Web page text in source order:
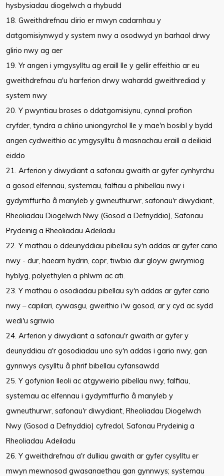
hysbysiadau diogelwch a rhybudd
18. Gweithdrefnau clirio er mwyn cadarnhau y
datgomisiynwyd y system nwy a osodwyd yn barhaol drwy
glirio nwy ag aer
19. Yr angen i ymgysylltu ag eraill lle y gellir effeithio ar eu
gweithdrefnau a'u harferion drwy wahardd gweithrediad y
system nwy
20. Y pwyntiau broses o ddatgomisiynu, cynnal profion
cryfder, tyndra a chlirio uniongyrchol lle y mae'n bosibl y bydd
angen cydweithio ac ymgysylltu â masnachau eraill a deiliaid
eiddo
21. Arferion y diwydiant a safonau gwaith ar gyfer cynhyrchu
a gosod elfennau, systemau, falfiau a phibellau nwy i
gydymffurfio â manyleb y gwneuthurwr, safonau'r diwydiant,
Rheoliadau Diogelwch Nwy (Gosod a Defnyddio), Safonau
Prydeinig a Rheoliadau Adeiladu
22. Y mathau o ddeunyddiau pibellau sy'n addas ar gyfer cario
nwy - dur, haearn hydrin, copr, tiwbio dur gloyw gwrymiog
hyblyg, polyethylen a phlwm ac ati.
23. Y mathau o osodiadau pibellau sy'n addas ar gyfer cario
nwy – capilari, cywasgu, gweithio i'w gosod, ar y cyd ac sydd
wedi'u sgriwio
24. Arferion y diwydiant a safonau'r gwaith ar gyfer y
deunyddiau a'r gosodiadau uno sy'n addas i gario nwy, gan
gynnwys cysylltu â phrif bibellau cyfansawdd
25. Y gofynion lleoli ac atgyweirio pibellau nwy, falfiau,
systemau ac elfennau i gydymffurfio â manyleb y
gwneuthurwr, safonau'r diwydiant, Rheoliadau Diogelwch
Nwy (Gosod a Defnyddio) cyfredol, Safonau Prydeinig a
Rheoliadau Adeiladu
26. Y gweithdrefnau a'r dulliau gwaith ar gyfer cysylltu er
mwyn mewnosod gwasanaethau gan gynnwys; systemau